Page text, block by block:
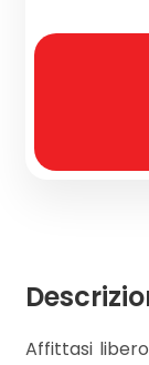
Affittasi
Prezzo
Totale